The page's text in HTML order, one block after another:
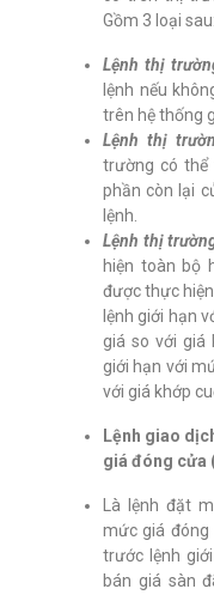
Gồm 3 loại sau:
Lệnh thị
lệnh nếu
trên hệ thống
Lệnh thị
trường có thể
phần còn lại
lệnh.
Lệnh thị
hiện toàn bộ
được thực
lệnh giới hạn
giá so với giá
giới hạn với
với giá khớp
Lệnh giao
giá đóng cửa
Là lệnh đặt
mức giá đóng
trước lệnh
bán giá sàn